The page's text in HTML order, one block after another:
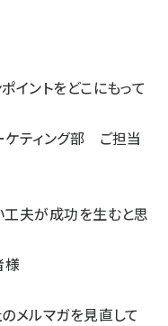
イントをどこにもって
ティング部 ご担当
工夫が成功を生むと思
様
のメルマガを見直して